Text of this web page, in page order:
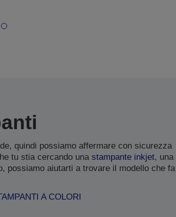
quindi possiamo affermare con sicurezza
tu stia cercando una stampante inkjet, una
possiamo aiutarti a trovare il modello che fa
A COLORI